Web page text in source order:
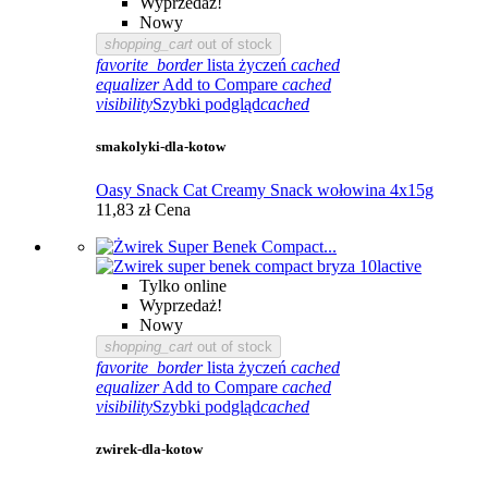
Nowy
shopping_cart out of stock
favorite_border lista życzeń cached
equalizer Add to Compare cached
visibilitySzybki podglądcached
smakolyki-dla-kotow
Oasy Snack Cat Creamy Snack wołowina 4x15g
11,83 zł Cena
Tylko online
Wyprzedaż!
Nowy
shopping_cart out of stock
favorite_border lista życzeń cached
equalizer Add to Compare cached
visibilitySzybki podglądcached
zwirek-dla-kotow